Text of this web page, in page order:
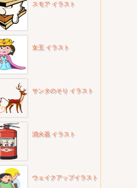
スモア イラスト
女王 イラスト
サンタのそり イラスト
消火器 イラスト
ウェイクアップイラスト